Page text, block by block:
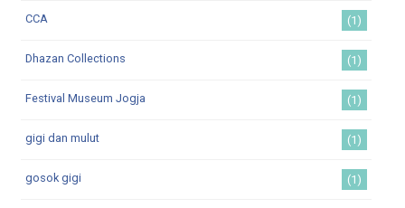
CCA (1)
Dhazan Collections (1)
Festival Museum Jogja (1)
gigi dan mulut (1)
gosok gigi (1)